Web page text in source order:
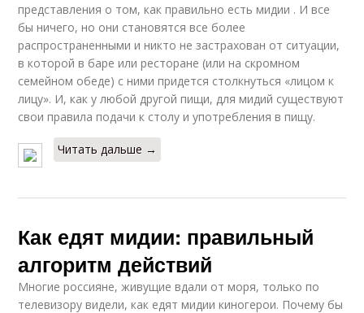
представления о том, как правильно есть мидии . И все
бы ничего, но они становятся все более
распространенными и никто не застрахован от ситуации,
в которой в баре или ресторане (или на скромном
семейном обеде) с ними придется столкнуться «лицом к
лицу». И, как у любой другой пищи, для мидий существуют
свои правила подачи к столу и употребления в пищу.
Читать дальше →
Как едят мидии: правильный
алгоритм действий
Многие россияне, живущие вдали от моря, только по
телевизору видели, как едят мидии киногерои. Почему бы